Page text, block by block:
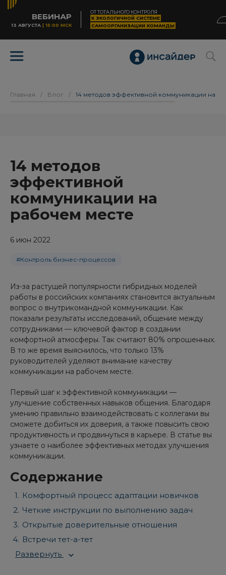
ВЕБИНАР
13 АВГУСТА | 15:00 МСК
ОТ ТОТАЛЬНОГО КОНТРОЛЯ
К ЭКОЛОГИЧНОЙ СИСТЕМЕ
САМООРГАНИЗАЦИИ КОМАНДЫ
Главная / Блог / 14 методов эффективной коммуникации на
14 методов
эффективной
коммуникации на
рабочем месте
6 июн 2022
#Контроль бизнес-процессов
Из-за растущей популярности гибридных моделей
работы в российских компаниях становится актуальным
вопрос о внутрикомандной коммуникации. Как
показали результаты исследований, общение между
сотрудниками — ключевой фактор в создании
комфортной атмосферы. Так считают 80% опрошенных.
В то же время выяснилось, что только 13%
руководителей уделяют внимание качеству
коммуникации на рабочем месте.
Первый шаг к эффективной коммуникации —
улучшение собственных навыков общения. Благодаря
умению правильно взаимодействовать с коллегами вы
сможете добиться их доверия, а также повысить свою
продуктивность и продвинуться в карьере. В статье вы
узнаете о наиболее эффективных методах улучшения
коммуникации.
Содержание
Комфортный процесс адаптации новичков
Четкие инструкции по выполнению задач
Открытые доверительные отношения
Встречи тет-а-тет
Развернуть